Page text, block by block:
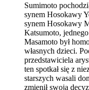
Sumimoto
synem Hosokawy
synem Hosokawy
Katsumoto,
Masamoto był
własnych dzieci.
przedstawiciela
ten spotkał się z
starszych wasali
zmienił swoją